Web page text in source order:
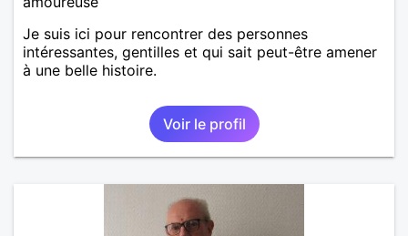
Je suis ici pour rencontrer des personnes
intéressantes, gentilles et qui sait peut-être amener
à une belle histoire.
Voir le profil